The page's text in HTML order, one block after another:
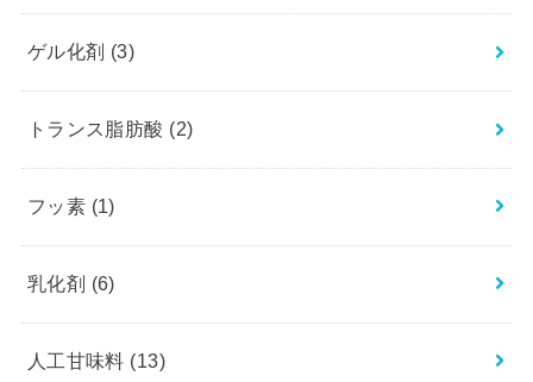
ゲル化剤 (3)
トランス脂肪酸 (2)
フッ素 (1)
乳化剤 (6)
人工甘味料 (13)